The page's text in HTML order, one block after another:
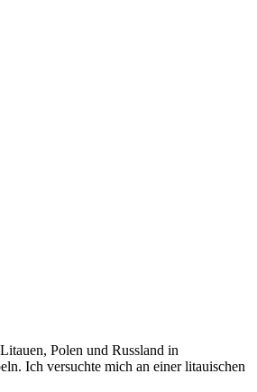
Polen und Russland in
Ich versuchte mich an einer litauischen